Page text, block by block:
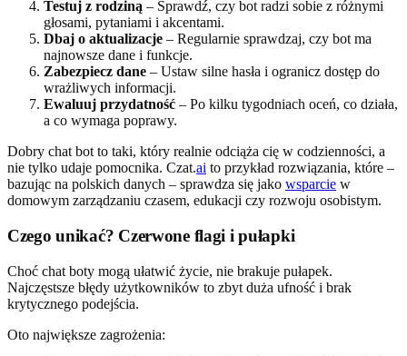
Testuj z rodziną – Sprawdź, czy bot radzi sobie z różnymi
głosami, pytaniami i akcentami.
Dbaj o aktualizacje – Regularnie sprawdzaj, czy bot ma
najnowsze dane i funkcje.
Zabezpiecz dane – Ustaw silne hasła i ogranicz dostęp do
wrażliwych informacji.
Ewaluuj przydatność – Po kilku tygodniach oceń, co działa,
a co wymaga poprawy.
Dobry chat bot to taki, który realnie odciąża cię w codzienności, a
nie tylko udaje pomocnika. Czat.ai to przykład rozwiązania, które –
bazując na polskich danych – sprawdza się jako wsparcie w
domowym zarządzaniu czasem, edukacji czy rozwoju osobistym.
Czego unikać? Czerwone flagi i pułapki
Choć chat boty mogą ułatwić życie, nie brakuje pułapek.
Najczęstsze błędy użytkowników to zbyt duża ufność i brak
krytycznego podejścia.
Oto największe zagrożenia: